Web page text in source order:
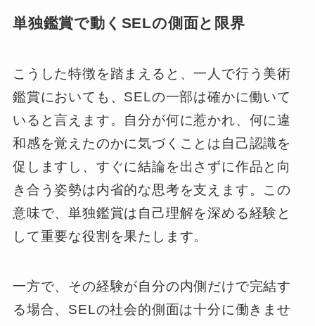
単独鑑賞で動くSELの側面と限界
こうした特徴を踏まえると、一人で行う美術
鑑賞においても、SELの一部は確かに働いて
いると言えます。自分が何に惹かれ、何に違
和感を覚えたのかに気づくことは自己認識を
促しますし、すぐに結論を出さずに作品と向
き合う姿勢は内省的な思考を支えます。この
意味で、単独鑑賞は自己理解を深める経験と
して重要な役割を果たします。
一方で、その経験が自分の内側だけで完結す
る場合、SELの社会的側面は十分に働きませ